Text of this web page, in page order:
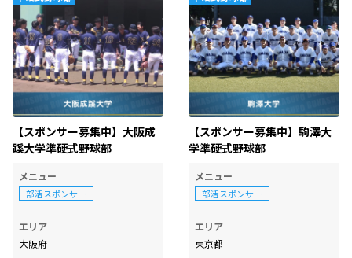
【スポンサー募集中】大阪成
蹊大学準硬式野球部
メニュー
部活スポンサー
エリア
大阪府
【スポンサー募集中】駒澤大
学準硬式野球部
メニュー
部活スポンサー
エリア
東京都